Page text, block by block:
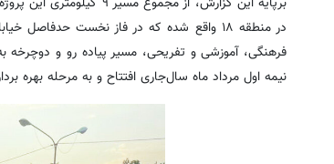
فرهنگی، آموزشی و تفریحی، مسیر پیاده رو و
نیمه اول مرداد ماه سال‌جاری افتتاح و به مرحله بهره